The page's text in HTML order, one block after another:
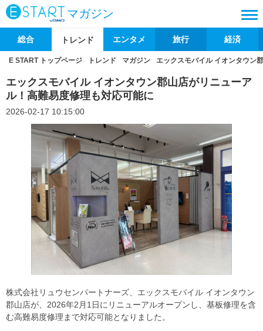
マガジン
総合 トレンド エンタメ 旅行 経済
E START トップページ トレンド マガジン エックスモバイル イオンタウン
エックスモバイル イオンタウン郡山店がリニューア
ル！高難易度修理も対応可能に
2026-02-17 10:15:00
株式会社リュウセンパートナーズ、エックスモバイル イオンタウン
郡山店が、2026年2月1日にリニューアルオープンし、基板修理を含
む高難易度修理まで対応可能となりました。